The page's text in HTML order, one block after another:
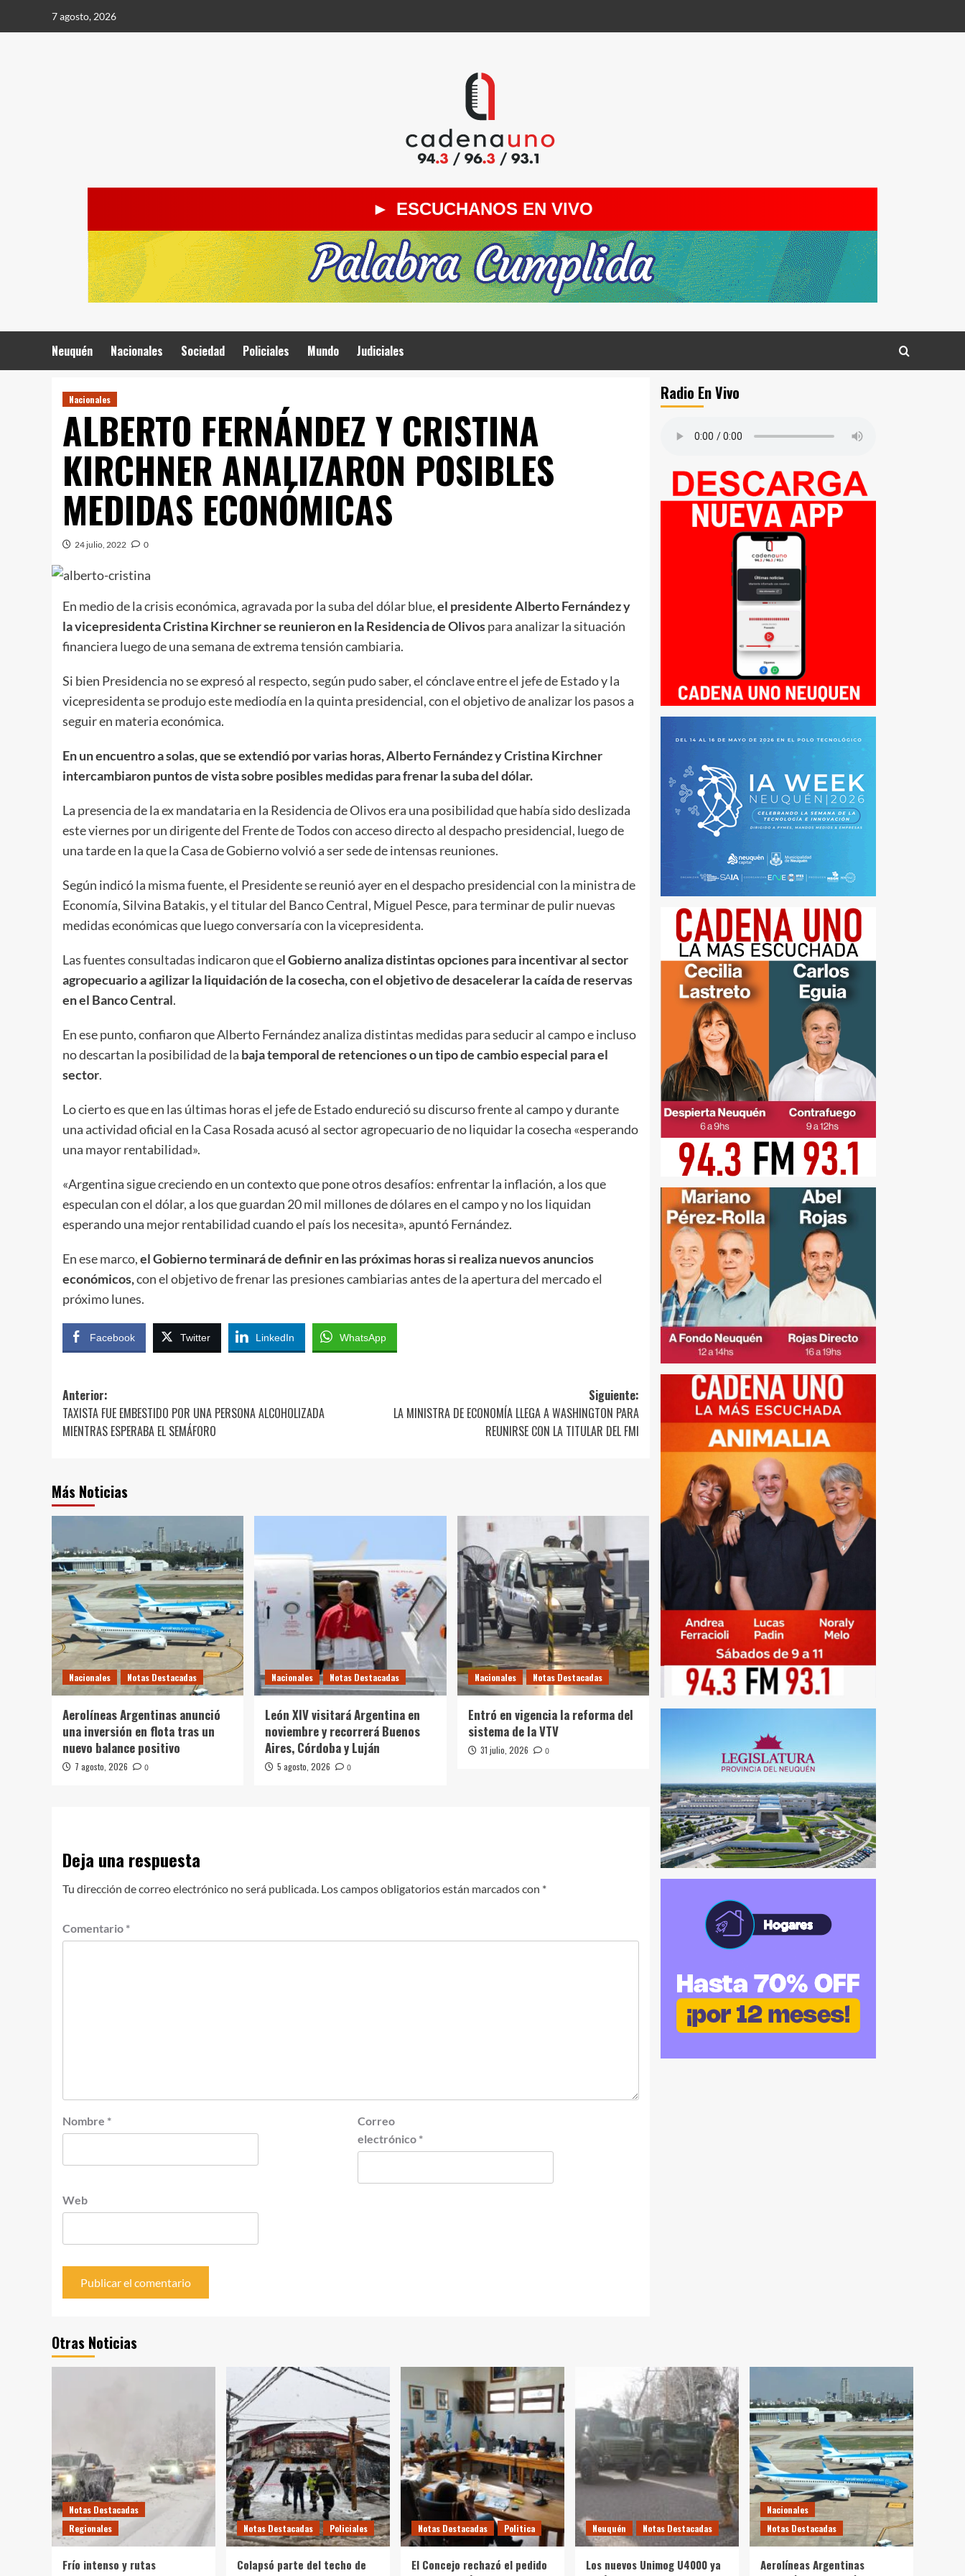
7 agosto, 2026
► ESCUCHANOS EN VIVO
Neuquén Nacionales Sociedad Policiales Mundo Judiciales
Nacionales
ALBERTO FERNÁNDEZ Y CRISTINA
KIRCHNER ANALIZARON POSIBLES
MEDIDAS ECONÓMICAS
24 julio, 2022 0
En medio de la crisis económica, agravada por la suba del dólar blue,el presidente Alberto Fernández y
la vicepresidenta Cristina Kirchner se reunieron en la Residencia de Olivospara analizar la situación
financiera luego de una semana de extrema tensión cambiaria.
Si bien Presidencia no se expresó al respecto, según pudo saber, el cónclave entre el jefe de Estado y la
vicepresidenta se produjo este mediodía en la quinta presidencial, con el objetivo de analizar los pasos a
seguir en materia económica.
En un encuentro a solas, que se extendió por varias horas, Alberto Fernández y Cristina Kirchner
intercambiaron puntos de vista sobre posibles medidas para frenar la suba del dólar.
La presencia de la ex mandataria en la Residencia de Olivos era una posibilidad que había sido deslizada
este viernes por un dirigente del Frente de Todos con acceso directo al despacho presidencial, luego de
una tarde en la que la Casa de Gobierno volvió a ser sede de intensas reuniones.
Según indicó la misma fuente, el Presidente se reunió ayer en el despacho presidencial con la ministra de
Economía, Silvina Batakis, y el titular del Banco Central, Miguel Pesce, para terminar de pulir nuevas
medidas económicas que luego conversaría con la vicepresidenta.
Las fuentes consultadas indicaron que el Gobierno analiza distintas opciones para incentivar al sector
agropecuario a agilizar la liquidación de la cosecha, con el objetivo de desacelerar la caída de reservas
en el Banco Central.
En ese punto, confiaron que Alberto Fernández analiza distintas medidas para seducir al campo e incluso
no descartan la posibilidad de la baja temporal de retenciones o un tipo de cambio especial para el
sector.
Lo cierto es que en las últimas horas el jefe de Estado endureció su discurso frente al campo y durante
una actividad oficial en la Casa Rosada acusó al sector agropecuario de no liquidar la cosecha «esperando
una mayor rentabilidad».
«Argentina sigue creciendo en un contexto que pone otros desafíos: enfrentar la inflación, a los que
especulan con el dólar, a los que guardan 20 mil millones de dólares en el campo y no los liquidan
esperando una mejor rentabilidad cuando el país los necesita», apuntó Fernández.
En ese marco,el Gobierno terminará de definir en las próximas horas si realiza nuevos anuncios
económicos,con el objetivo de frenar las presiones cambiarias antes de la apertura del mercado el
próximo lunes.
Facebook Twitter LinkedIn WhatsApp
Navegación
de
entradas
Anterior:
TAXISTA FUE EMBESTIDO POR UNA PERSONA ALCOHOLIZADA
MIENTRAS ESPERABA EL SEMÁFORO
Siguiente:
LA MINISTRA DE ECONOMÍA LLEGA A WASHINGTON PARA
REUNIRSE CON LA TITULAR DEL FMI
Más Noticias
Nacionales Notas Destacadas
Aerolíneas Argentinas anunció
una inversión en flota tras un
nuevo balance positivo
7 agosto, 2026 0
Nacionales Notas Destacadas
León XIV visitará Argentina en
noviembre y recorrerá Buenos
Aires, Córdoba y Luján
5 agosto, 2026 0
Nacionales Notas Destacadas
Entró en vigencia la reforma del
sistema de la VTV
31 julio, 2026 0
Deja una respuesta
Tu dirección de correo electrónico no será publicada. Los campos obligatorios están marcados con *
Comentario *
Nombre *
Correo
electrónico *
Web
Radio En Vivo
Otras Noticias
Notas Destacadas
Regionales
Frío intenso y rutas
Notas Destacadas Policiales
Colapsó parte del techo de
Notas Destacadas Politica
El Concejo rechazó el pedido
Neuquén Notas Destacadas
Los nuevos Unimog U4000 ya
Nacionales
Notas Destacadas
Aerolíneas Argentinas